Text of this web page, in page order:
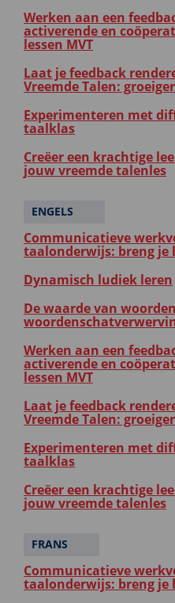
Werken aan een
activerende en
lessen MVT
Laat je feedback
Vreemde Talen:
Experimenteren met
taalklas
Creëer een krachtige
jouw vreemde talenles
ENGELS
Communicatieve
taalonderwijs: breng je
Dynamisch ludiek leren
De waarde van
Werken aan een
activerende en
lessen MVT
Laat je feedback
Vreemde Talen:
Experimenteren met
taalklas
Creëer een krachtige
jouw vreemde talenles
FRANS
Communicatieve
taalonderwijs: breng je